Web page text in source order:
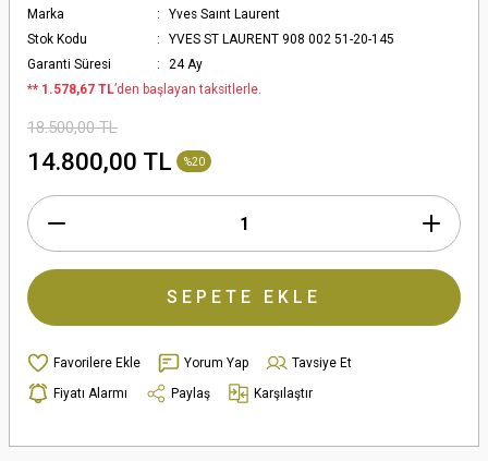
Marka
Yves Saınt Laurent
Stok Kodu
YVES ST LAURENT 908 002 51-20-145
Garanti Süresi
24 Ay
** 1.578,67 TL’den başlayan taksitlerle.
18.500,00 TL
14.800,00 TL %20
SEPETE EKLE
Yorum Yap
Tavsiye Et
Fiyatı Alarmı
Paylaş Karşılaştır